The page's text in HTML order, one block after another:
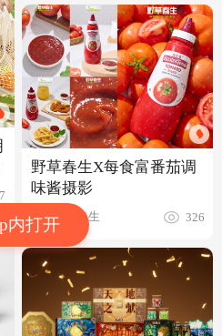
内打开
野草春生X每食富番茄调
味酱摄影
野草春生 326